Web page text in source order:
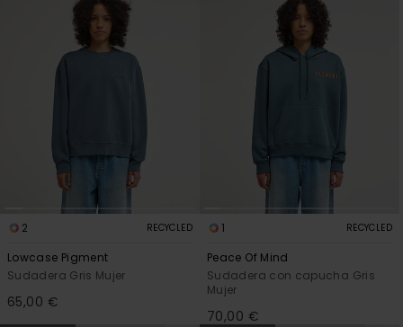
2 RECYCLED
Lowcase Pigment
Sudadera Gris Mujer
65,00 €
1 RECYCLED
Peace Of Mind
Sudadera con capucha Gris
Mujer
70,00 €